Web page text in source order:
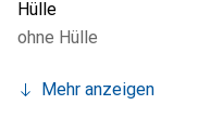
Hülle
ohne Hülle
Mehr anzeigen